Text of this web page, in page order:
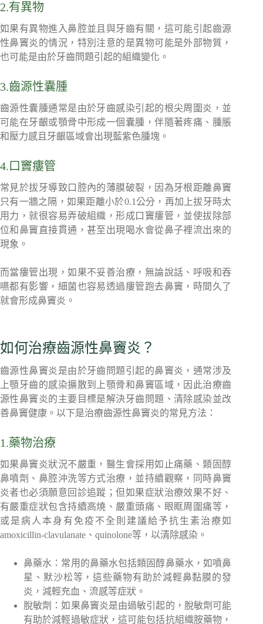
2.有異物
如果有異物進入鼻腔並且與牙齒有關，這可能引起齒源
性鼻竇炎的情況，特別注意的是異物可能是外部物質，
也可能是由於牙齒問題引起的組織變化。
3.齒源性囊腫
齒源性囊腫通常是由於牙齒感染引起的根尖周圍炎，並
可能在牙齦或顎骨中形成一個囊腫，伴隨著疼痛、腫脹
和壓力感且牙齦區域會出現藍紫色腫塊。
4.口竇瘻管
常見於拔牙導致口腔內的薄膜破裂，因為牙根距離鼻竇
只有一牆之隔，如果距離小於0.1公分，再加上拔牙時太
用力，就很容易弄破組織，形成口竇瘻管，並使拔除部
位和鼻竇直接貫通，甚至出現喝水會從鼻子裡流出來的
現象。
而當瘻管出現，如果不妥善治療，無論說話、呼吸和吞
嚥都有影響，細菌也容易透過瘻管跑去鼻竇，時間久了
就會形成鼻竇炎。
如何治療齒源性鼻竇炎？
齒源性鼻竇炎是由於牙齒問題引起的鼻竇炎，通常涉及
上顎牙齒的感染擴散到上顎骨和鼻竇區域，因此治療齒
源性鼻竇炎的主要目標是解決牙齒問題、清除感染並改
善鼻竇健康。以下是治療齒源性鼻竇炎的常見方法：
1.藥物治療
如果鼻竇炎狀況不嚴重，醫生會採用如止痛藥、類固醇
鼻噴劑、鼻腔沖洗等方式治療，並持續觀察，同時鼻竇
炎者也必須願意回診追蹤；但如果症狀治療效果不好、
有嚴重症狀包含持續高燒、嚴重頭痛、眼眶周圍痛等，
或是病人本身有免疫不全則建議給予抗生素治療如
amoxicillin-clavulanate、quinolone等，以清除感染。
鼻藥水：常用的鼻藥水包括類固醇鼻藥水，如噴鼻
星、默沙松等，這些藥物有助於減輕鼻黏膜的發
炎，減輕充血、流感等症狀。
脫敏劑：如果鼻竇炎是由過敏引起的，脫敏劑可能
有助於減輕過敏症狀，這可能包括抗組織胺藥物，